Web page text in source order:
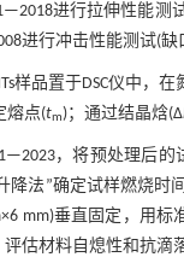
进行拉伸性能测
进行冲击性能测试(
样品置于DSC仪中
熔点(tm)；通过结晶焓(Δ
，将预处理后
法”确定试样燃烧时
mm)垂直固定，用
估材料自熄性和抗滴